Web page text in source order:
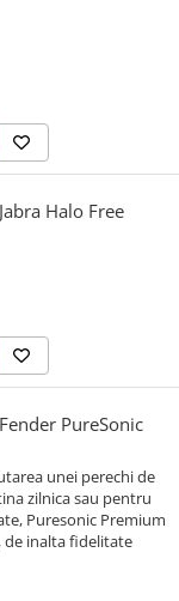
Halo Free
PureSonic
unei perechi de
zilnica sau pentru
Puresonic Premium
de inalta fidelitate